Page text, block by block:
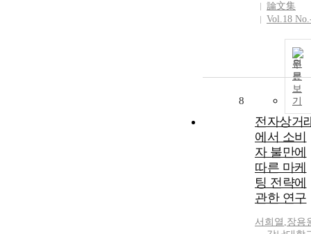
論文集
Vol.18
원
문
보
기
8
전자상거
에서 소비
자 불만에
따른 마케
팅 전략에
관한 연구
서희열 ,장용